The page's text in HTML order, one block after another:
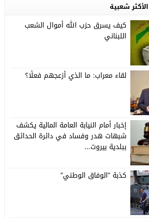
الأكثر شعبية
كيف يسرق حزب الله أموال الشعب
اللبناني
لقاء معراب: ما الذي أزعجهم فعلًا؟
إخبار أمام النيابة العامة المالية يكشف
شبهات هدر وفساد في دائرة الحدائق
ببلدية بيروت…
كذبة “الوفاق الوطني”